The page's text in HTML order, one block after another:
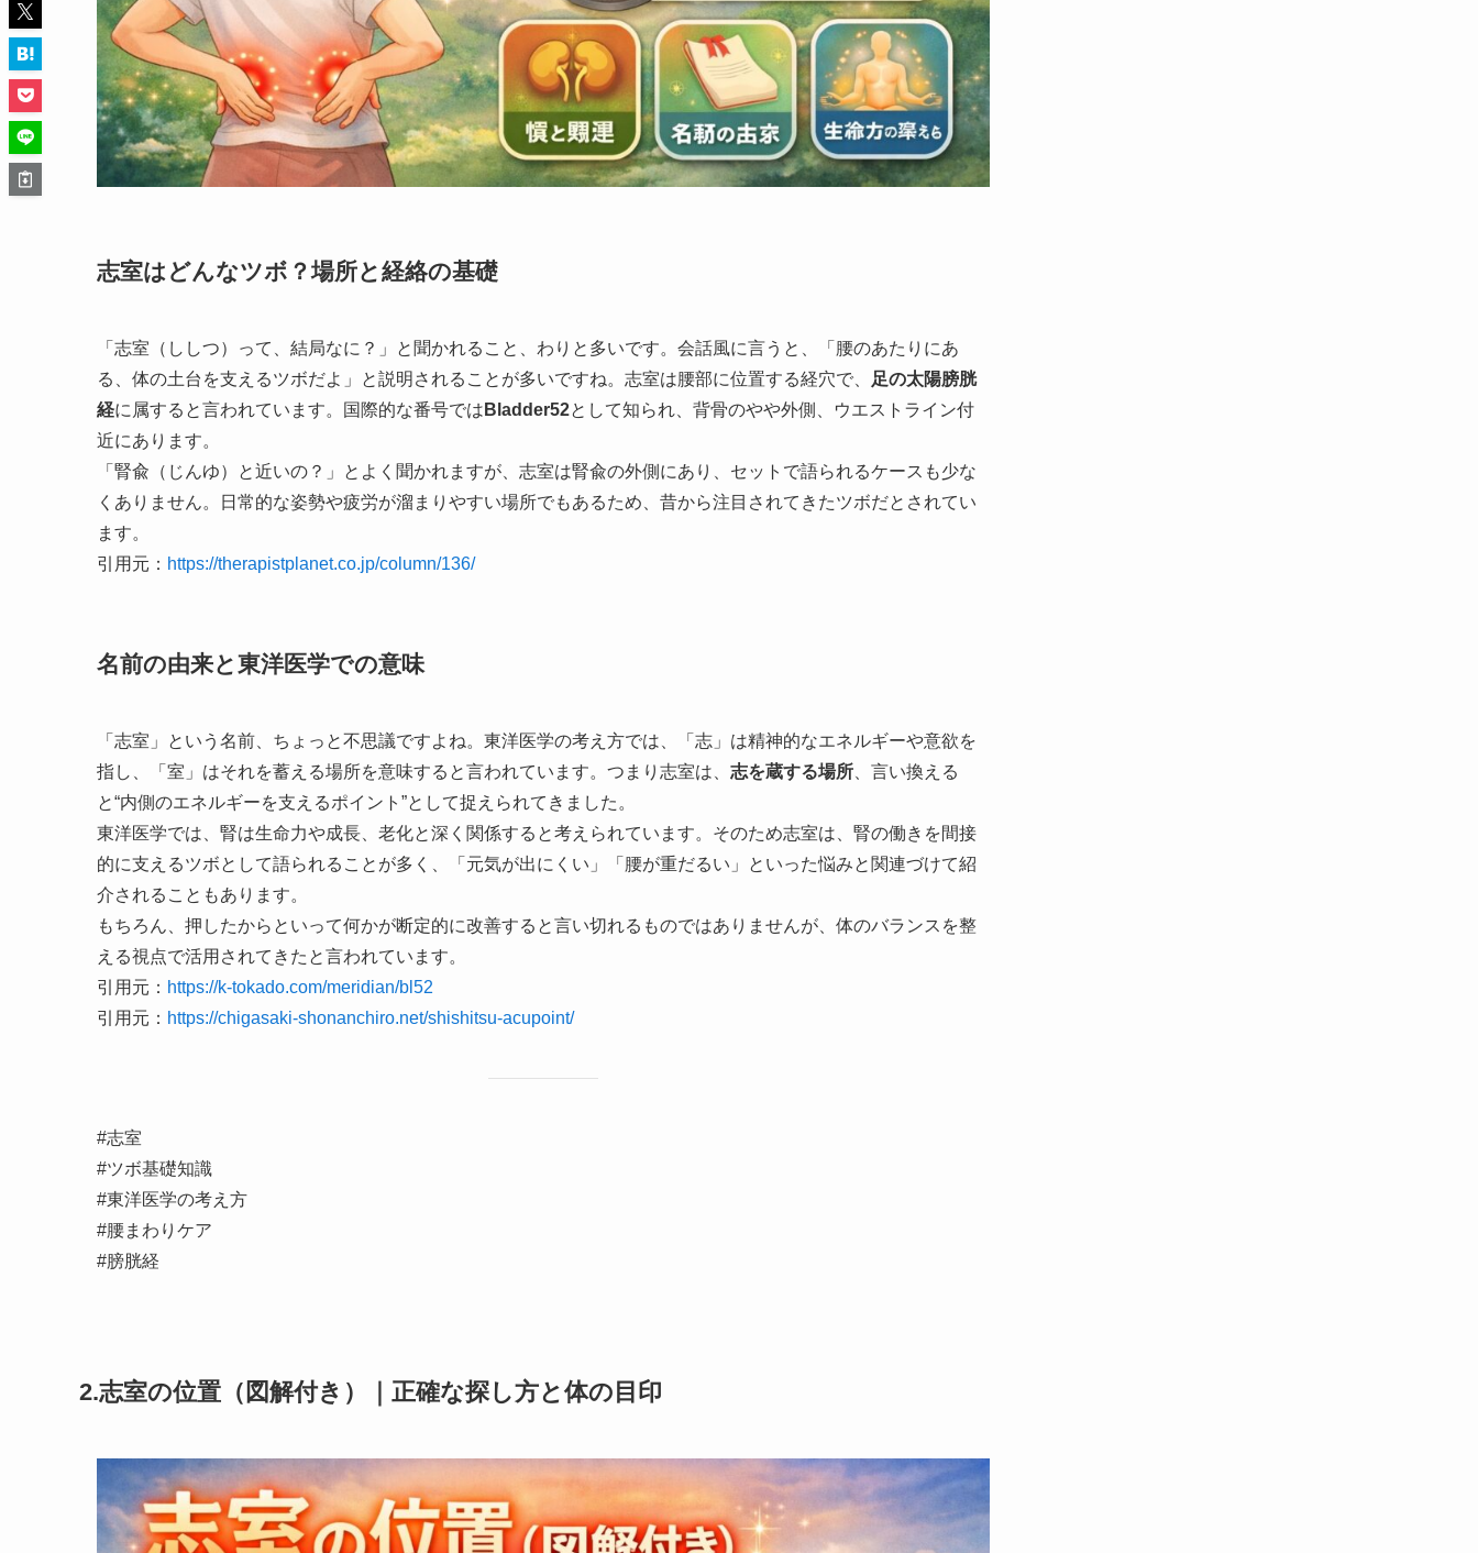
志室はどんなツボ？場所と経絡の基礎
「志室（ししつ）って、結局なに？」と聞かれること、わりと多いです。会話風に言うと、「腰のあたりにあ
る、体の土台を支えるツボだよ」と説明されることが多いですね。志室は腰部に位置する経穴で、
足の太陽膀胱
経に属すると言われています。国際的な番号では Bladder52として知られ、背骨のやや外側、ウエストライン付
近にあります。
「腎兪（じんゆ）と近いの？」とよく聞かれますが、志室は腎兪の外側にあり、セットで語られるケースも少な
くありません。日常的な姿勢や疲労が溜まりやすい場所でもあるため、昔から注目されてきたツボだとされてい
ます。
引用元： https://therapistplanet.co.jp/column/136/
名前の由来と東洋医学での意味
「志室」という名前、ちょっと不思議ですよね。東洋医学の考え方では、「志」は精神的なエネルギーや意欲を
指し、「室」はそれを蓄える場所を意味すると言われています。つまり志室は、 志を蔵する場所 、言い換える
と“内側のエネルギーを支えるポイント”として捉えられてきました。
東洋医学では、腎は生命力や成長、老化と深く関係すると考えられています。そのため志室は、腎の働きを間接
的に支えるツボとして語られることが多く、「元気が出にくい」「腰が重だるい」といった悩みと関連づけて紹
介されることもあります。
もちろん、押したからといって何かが断定的に改善すると言い切れるものではありませんが、体のバランスを整
える視点で活用されてきたと言われています。
引用元： https://k-tokado.com/meridian/bl52
引用元： https://chigasaki-shonanchiro.net/shishitsu-acupoint/
#志室
#ツボ基礎知識
#東洋医学の考え方
#腰まわりケア
#膀胱経
2.志室の位置（図解付き）｜正確な探し方と体の目印